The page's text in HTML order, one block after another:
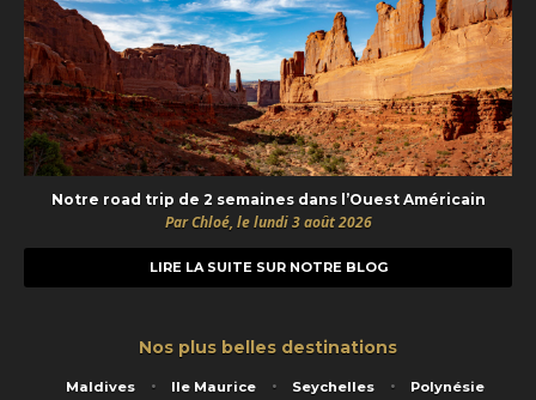
Notre road trip de 2 semaines dans l’Ouest Américain
Par Chloé, le lundi 3 août 2026
LIRE LA SUITE SUR NOTRE BLOG
Nos plus belles destinations
Maldives Ile Maurice Seychelles
Polynésie